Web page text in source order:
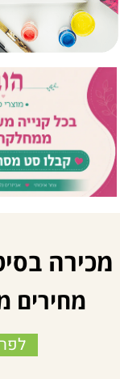
חדש
מכירה
מחירים